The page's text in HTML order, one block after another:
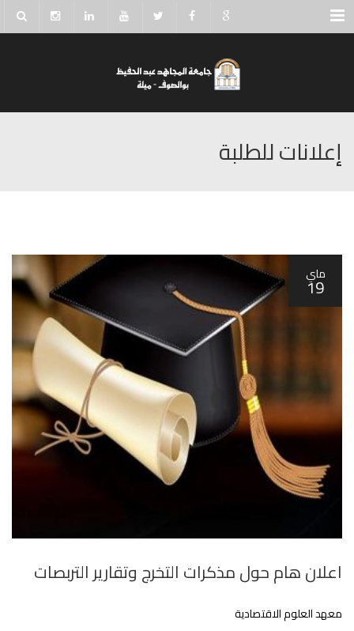
Menu
إعلانات للطلبة
ماي
19
اعلان هام حول مذكرات التخرج وتقارير التربصات‎
معهد العلوم الاقتصادية